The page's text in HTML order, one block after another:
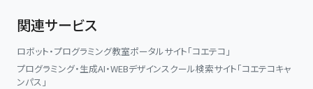
関連サービス
ロボット・プログラミング教室ポータルサイト「コエテコ」
プログラミング・生成AI・WEBデザインスクール検索サイト「コエテコキャ
ンパス」